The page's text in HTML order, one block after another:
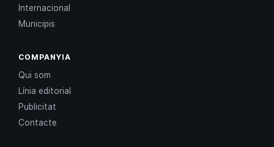
Internacional
Municipis
COMPANYIA
Qui som
Línia editorial
Publicitat
Contacte